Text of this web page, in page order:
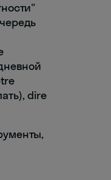
dire